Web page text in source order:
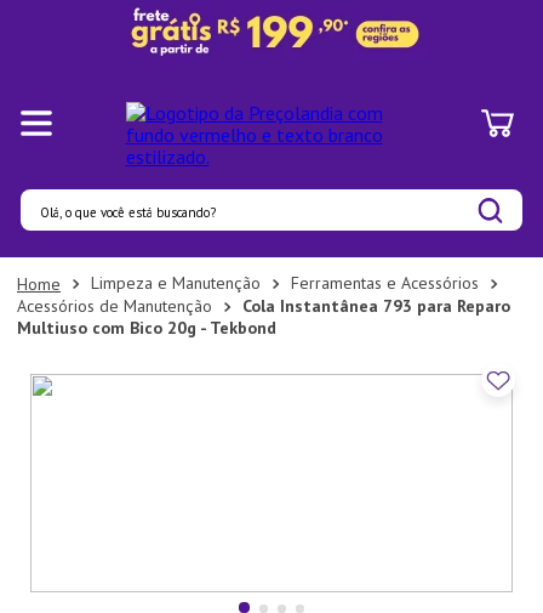
Olá, o que você está buscando?
Limpeza e Manutenção
Ferramentas e Acessórios
Acessórios de Manutenção
Cola Instantânea 793 para Reparo
Multiuso com Bico 20g - Tekbond
Termos mais buscados
1º
Pratos
3